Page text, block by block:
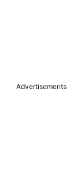
Advertisements